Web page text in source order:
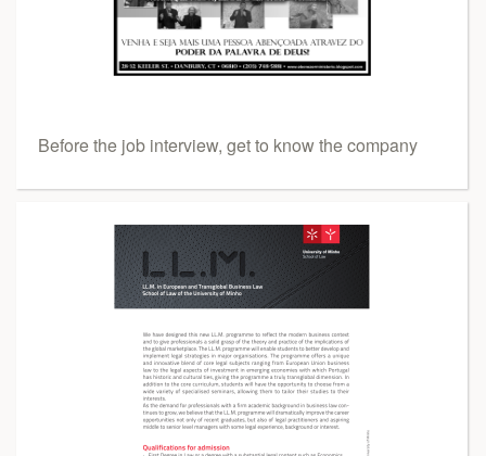
Before the job interview, get to know the company